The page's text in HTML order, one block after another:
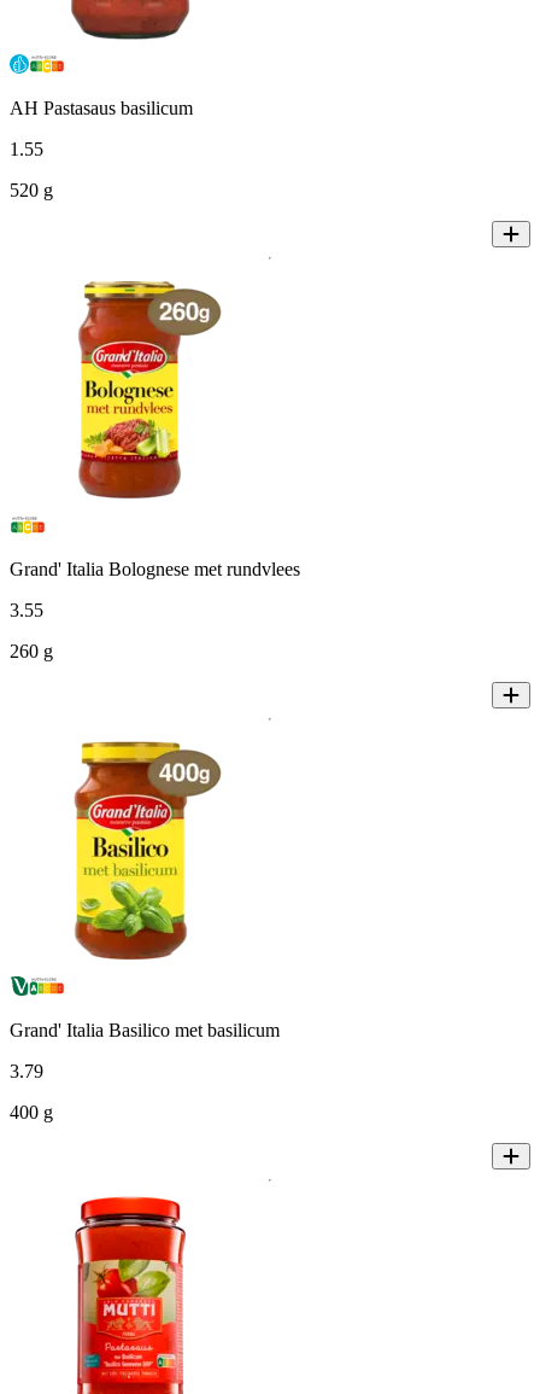
AH Pastasaus basilicum
1.55
520 g
Grand' Italia Bolognese met rundvlees
3.55
260 g
Grand' Italia Basilico met basilicum
3.79
400 g